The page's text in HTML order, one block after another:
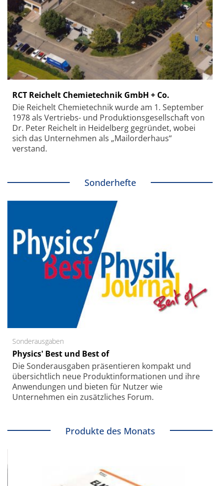
RCT Reichelt Chemietechnik GmbH + Co.
Die Reichelt Chemietechnik wurde am 1. September
1978 als Vertriebs- und Produktionsgesellschaft von
Dr. Peter Reichelt in Heidelberg gegründet, wobei
sich das Unternehmen als „Mailorderhaus“
verstand.
Sonderhefte
Sonderausgaben
Physics' Best und Best of
Die Sonder­ausgaben präsentieren kompakt und
übersichtlich neue Produkt­informationen und ihre
Anwendungen und bieten für Nutzer wie
Unternehmen ein zusätzliches Forum.
Produkte des Monats